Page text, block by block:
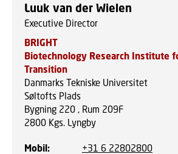
Luuk van der Wielen
Executive Director
BRIGHT
Biotechnology Research Institute
Transition
Danmarks Tekniske Universitet
Søltofts Plads
Bygning 220 , Rum 209F
2800 Kgs. Lyngby
Mobil:
+31 6 22802800